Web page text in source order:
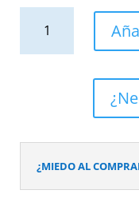
patas
cajones
¿MIEDO AL